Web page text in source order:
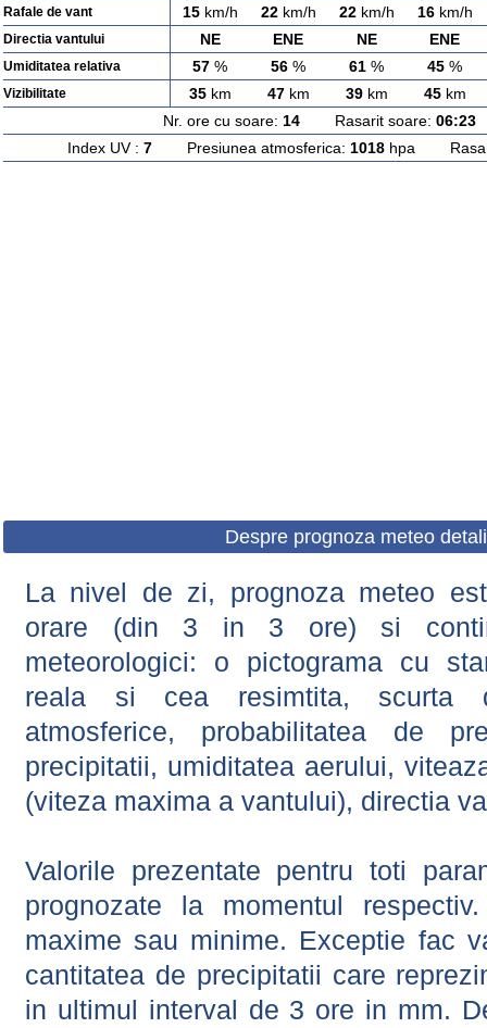
Rafale de vant 15km/h 22km/h 22km/h 16km/h
Directia vantului NE ENE NE ENE
Umiditatea relativa 57 % 56 % 61 % 45 %
Vizibilitate 35km 47km 39km 45km
Nr. ore cu soare: 14Rasarit soare: 06:23
Index UV : 7Presiunea atmosferica: 1018hpa
Despre prognoza meteo
La nivel de zi, prognoza meteo
orare (din 3 in 3 ore) si
meteorologici: o pictograma cu
reala si cea resimtita, scurta
atmosferice, probabilitatea de
precipitatii, umiditatea aerului,
(viteza maxima a vantului), directia
Valorile prezentate pentru toti
prognozate la momentul
maxime sau minime. Exceptie fac
cantitatea de precipitatii care
in ultimul interval de 3 ore in mm.